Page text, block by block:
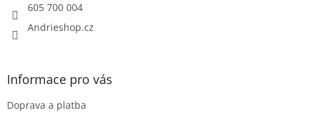
605 700 004
Andrieshop.cz
Informace pro vás
Doprava a platba